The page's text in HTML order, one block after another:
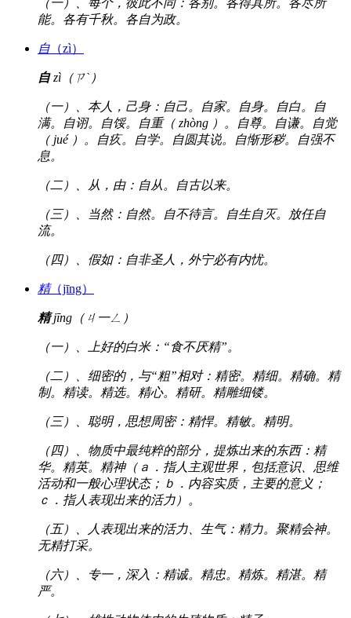
能。各有千秋。各自为政。
自 （zì）
自zì（ㄗˋ）
（一）、本人，己身：自己。自家。自身。自白。自
满。自诩。自馁。自重（ zhòng ）。自尊。自谦。自觉
（ jué ）。自疚。自学。自圆其说。自惭形秽。自强不
息。
（二）、从，由：自从。自古以来。
（三）、当然：自然。自不待言。自生自灭。放任自
流。
（四）、假如：自非圣人，外宁必有内忧。
精（jīng）
精jīng（ㄐ一ㄥ）
（一）、上好的白米：“食不厌精”。
（二）、细密的，与“粗”相对：精密。精细。精确。精
制。精读。精选。精心。精研。精雕细镂。
（三）、聪明，思想周密：精悍。精敏。精明。
（四）、物质中最纯粹的部分，提炼出来的东西：精
华。精英。精神（ａ．指人主观世界，包括意识、思维
活动和一般心理状态；ｂ．内容实质，主要的意义；
ｃ．指人表现出来的活力）。
（五）、人表现出来的活力、生气：精力。聚精会神。
无精打采。
（六）、专一，深入：精诚。精忠。精炼。精湛。精
严。